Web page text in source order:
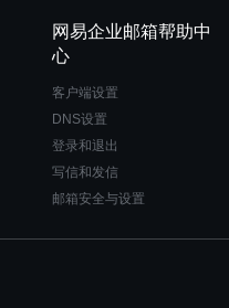
网易企业邮箱帮助中
心
客户端设置
DNS设置
登录和退出
写信和发信
邮箱安全与设置